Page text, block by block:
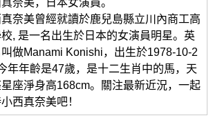
奈美曾經就讀於鹿兒島縣立川內商工高
, 是一名出生於日本的女演員明星。英
做Manami Konishi，出生於1978-10-2
年年齡是47歲，是十二生肖中的馬，天
座淨身高168cm。關注最新近況，一起
西真奈美吧！